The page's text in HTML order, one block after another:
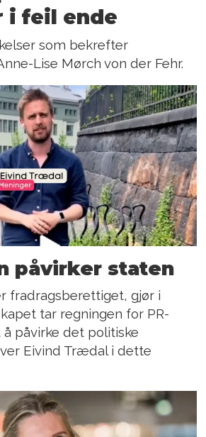
i feil ende
som bekrefter
Lise Mørch von der Fehr.
påvirker staten
fradragsberettiget, gjør i
tar regningen for PR-
påvirke det politiske
Eivind Trædal i dette